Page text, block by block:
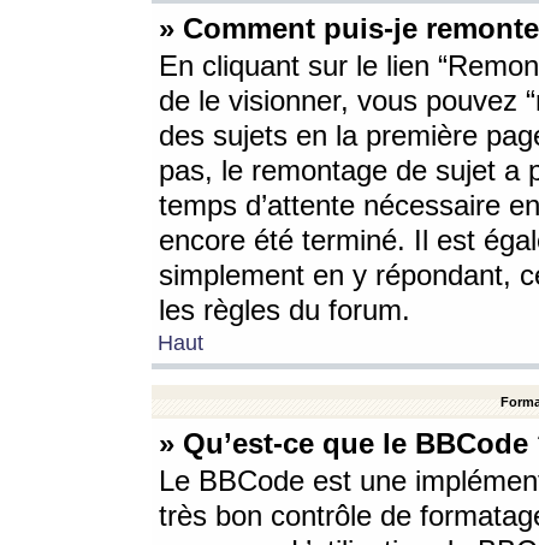
» Comment puis-je
En cliquant sur le lien
de le visionner, vous pouvez
des sujets en la première
pas, le remontage de sujet a
temps d’attente nécessaire
encore été terminé. Il est
simplement en y répondant,
les règles du forum.
Haut
» Qu’est-ce que le BBCode
Le BBCode est une
très bon contrôle de